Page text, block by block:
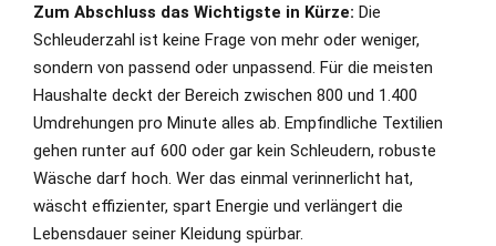
Zum Abschluss das Wichtigste in Kürze: Die
Schleuderzahl ist keine Frage von mehr oder weniger,
sondern von passend oder unpassend. Für die meisten
Haushalte deckt der Bereich zwischen 800 und 1.400
Umdrehungen pro Minute alles ab. Empfindliche Textilien
gehen runter auf 600 oder gar kein Schleudern, robuste
Wäsche darf hoch. Wer das einmal verinnerlicht hat,
wäscht effizienter, spart Energie und verlängert die
Lebensdauer seiner Kleidung spürbar.